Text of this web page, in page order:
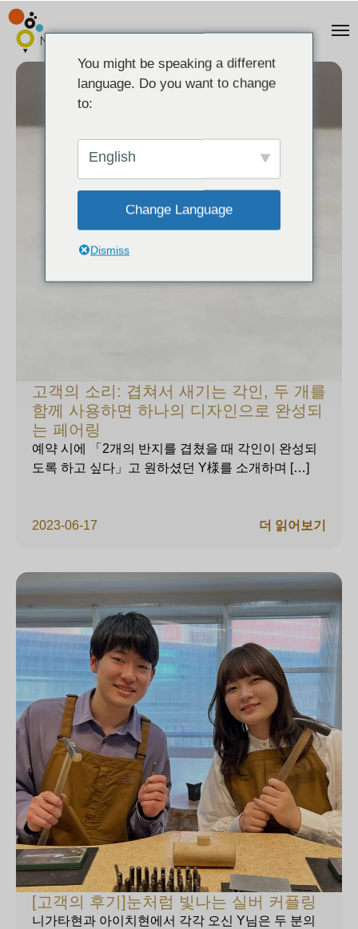
고객의 소리: 겹쳐서 새기는 각인, 두 개를
함께 사용하면 하나의 디자인으로 완성되
는 페어링
2023-06-17
예약 시에 「2개의 반지를 겹쳤을 때 각인이 완성되
도록 하고 싶다」고 원하셨던 Y様를 소개하며 […]
더 읽어보기
[고객의 후기]눈처럼 빛나는 실버 커플링
니가타현과 아이치현에서 각각 오신 Y님은 두 분의
You might be speaking a different
language. Do you want to change
to:
English
Change Language
Dismiss